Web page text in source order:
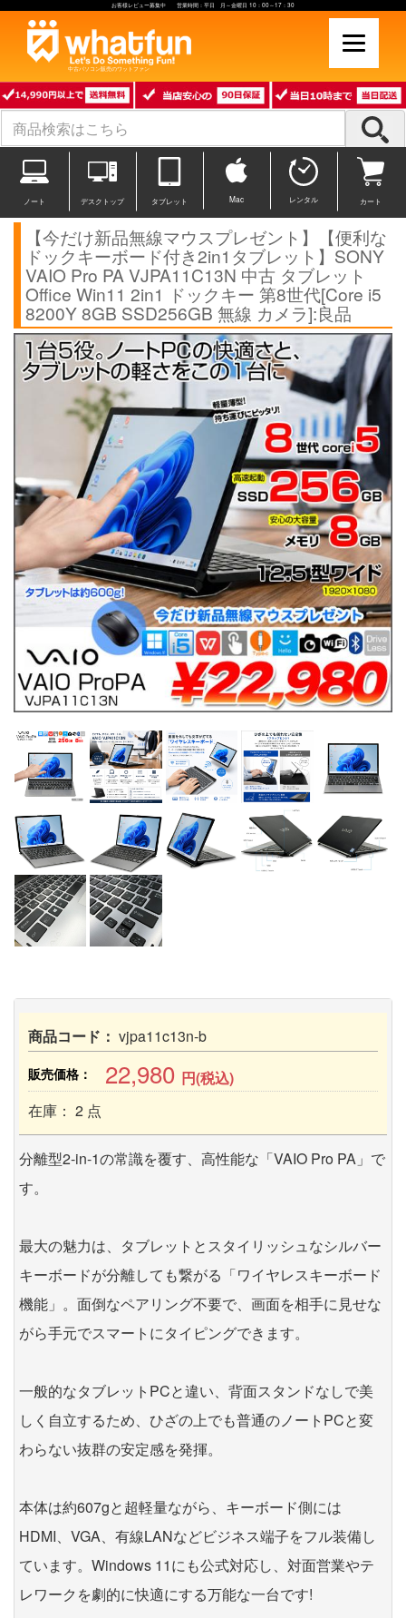
お客様レビュー募集中 営業時間：平日 月～金曜日 10：00～17：30
中古パソコン販売のワットファン
ノート デスクトップ タブレット Mac レンタル カート
【今だけ新品無線マウスプレゼント】【便利な
ドックキーボード付き2in1タブレット】SONY
VAIO Pro PA VJPA11C13N 中古 タブレット
Office Win11 2in1 ドックキー 第8世代[Core i5
8200Y 8GB SSD256GB 無線 カメラ]:良品
商品コード： vjpa11c13n-b
販売価格： 22,980 円(税込)
在庫： 2 点
分離型2-in-1の常識を覆す、高性能な「VAIO Pro PA」で
す。
最大の魅力は、タブレットとスタイリッシュなシルバー
キーボードが分離しても繋がる「ワイヤレスキーボード
機能」。面倒なペアリング不要で、画面を相手に見せな
がら手元でスマートにタイピングできます。
一般的なタブレットPCと違い、背面スタンドなしで美
しく自立するため、ひざの上でも普通のノートPCと変
わらない抜群の安定感を発揮。
本体は約607gと超軽量ながら、キーボード側には
HDMI、VGA、有線LANなどビジネス端子をフル装備し
ています。Windows 11にも公式対応し、対面営業やテ
レワークを劇的に快適にする万能な一台です!